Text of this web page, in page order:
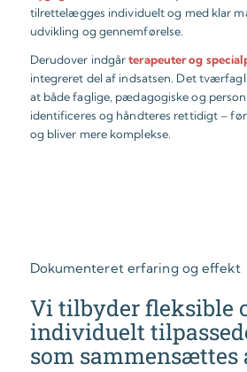
tilrettelægges individuelt og med klar
udvikling og gennemførelse.
Derudover indgårterapeuter og
integreret del af indsatsen. Det
at både faglige, pædagogiske og
identificeres og håndteres rettidigt –
og bliver mere komplekse.
Dokumenteret erfaring og effekt
Vi tilbyder fleksible
individuelt
som sammensættes